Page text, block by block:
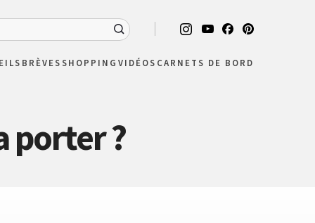
BRÈVESSHOPPING VIDÉOS CARNETS DE BORD
porter ?